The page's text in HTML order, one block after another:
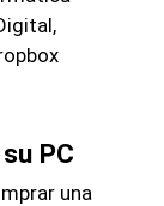
PC
una